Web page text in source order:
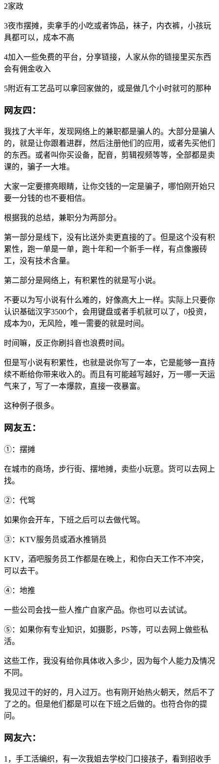
2家政
3夜市摆摊，卖拿手的小吃或者饰品，袜子，内衣裤，小孩玩
具都可以，成本不高
4加入一些免费的平台，分享链接，人家从你的链接里买东西
会有佣金收入
5附近有工艺品可以拿回家做的，或是做几个小时就可的那种
网友四：
我找了大半年，发现网络上的兼职都是骗人的。大部分是骗人
的，就是让你跟着进群，然后注册他们的应用，或者先买他们
的东西。或者叫你买设备，配音，剪辑视频等等，全部都是卖
课的，骗子一大堆。
大家一定要擦亮眼睛，让你交钱的一定是骗子，哪怕刚开始只
要一分钱的也不要相信。
根据我的总结，兼职分为两部分。
第一部分是线下，没有比送外卖更直接的了。但是这个没有积
累性，跑一单是一单，跑十年和一个新手一样，有点像搬砖
工，没有技术含量。
第二部分是网络上，有积累性的就是写小说。
不要以为写小说有什么难的，好像高大上一样。实际上只要你
认识基础汉字3500个，会用键盘或者手机就可以了，0投资，
成本为0，无风险，唯一需要的就是时间。
时间嘛，反正你刷抖音也浪费时间。
但是写小说有积累性，也就是说你写了一本，它是能够一直持
续不断给你带来收入的。而且有可能越写越好，万一哪一天运
气来了，写了一本爆款，直接一夜暴富。
这种例子很多。
网友五：
①：摆摊
在城市的商场，步行街、摆地摊，卖些小玩意。货可以去网上
找。
②：代驾
如果你会开车，下班之后可以去做代驾。
③：KTV服务员或酒水推销员
KTV，酒吧服务员工作都是在晚上，和你白天工作不冲突，
可以去干。
④：地推
一些公司会找一些人推广自家产品。你也可以去试试。
⑤：如果你有专业知识，如摄影，PS等，可以去网上做些私
活。
这些工作，我没有给你具体收入多少，因为每个人能力及情况
不同。
我见过干的好的，月入过万。也有刚开始热火朝天，然后不了
了之的。但是他们都是可以在下班之后做的。也符合你的提
问。
网友六：
1，手工活编织，有一次我姐去学校门口接孩子，看到招收手